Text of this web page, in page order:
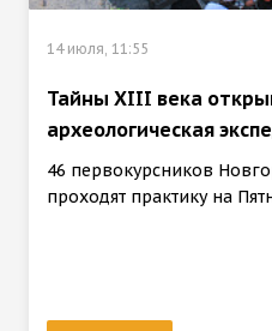
14 июля, 11:55
Тайны XIII века
археологическая
46 первокурсников
проходят практику на